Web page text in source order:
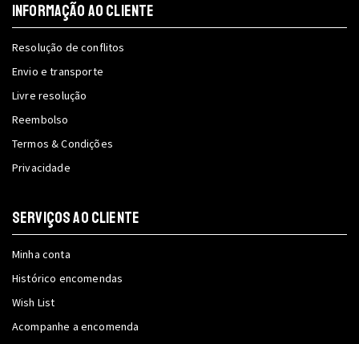
INFORMAÇÃO AO CLIENTE
Resolução de conflitos
Envio e transporte
Livre resolução
Reembolso
Termos & Condições
Privacidade
SERVIÇOS AO CLIENTE
Minha conta
Histórico encomendas
Wish List
Acompanhe a encomenda